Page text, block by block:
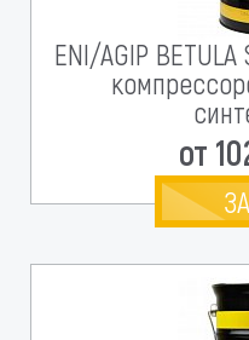
ENI/AGIP
от